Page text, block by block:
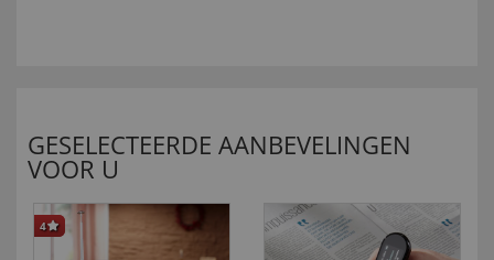
GESELECTEERDE AANBEVELINGEN
VOOR U
4